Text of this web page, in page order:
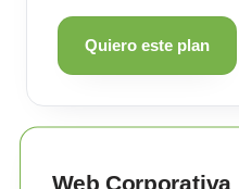
Quiero este plan
Web Corporativa